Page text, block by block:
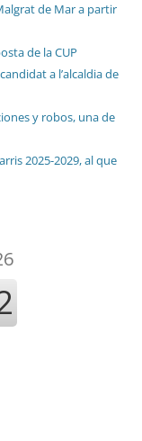
de Mar a partir
de la CUP
a l’alcaldia de
y robos, una de
2025-2029, al que